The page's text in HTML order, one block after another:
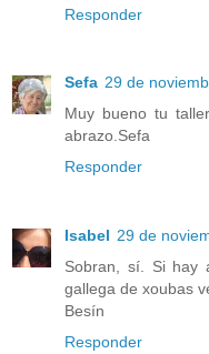
Responder
Sefa 29 de
Muy bueno tu
abrazo.Sefa
Responder
Isabel 29 de
Sobran, sí. Si hay
gallega de xoubas
Besín
Responder